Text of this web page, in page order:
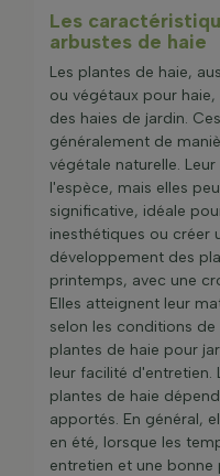
Les
arbustes de haie
Les plantes de haie,
ou végétaux pour
des haies de jardin.
généralement de
végétale naturelle.
l'espèce, mais elles
significative, idéale
inesthétiques ou créer
développement des
printemps, avec une
Elles atteignent leur
selon les conditions
plantes de haie pour
leur facilité d'entretien.
plantes de haie
apportés. En général,
en été, lorsque les
entretien et une